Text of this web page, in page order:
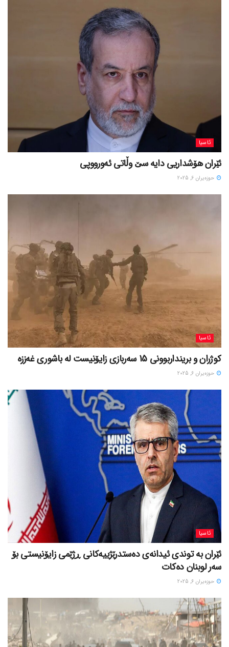
ئاسیا
ئێران هۆشداریی دایە سێ وڵاتی ئەورووپی
حوزه‌یران 6, 2025
ئاسیا
کوژران و برینداربوونی 15 سەربازی زایۆنیست لە باشوری غەززە
حوزه‌یران 6, 2025
ئاسیا
ئێران بە توندی ئیدانەی دەستدرێژییەکانی ڕژێمی زایۆنیستی بۆ
سەر لوبنان دەکات
حوزه‌یران 6, 2025